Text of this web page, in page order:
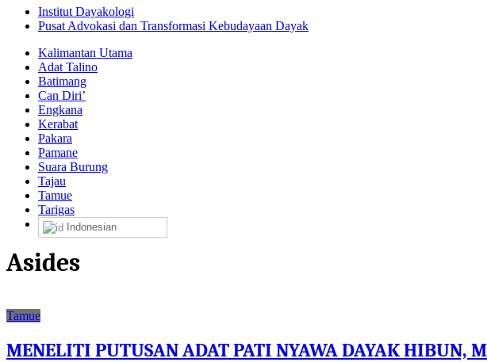
Institut Dayakologi
Pusat Advokasi dan Transformasi Kebudayaan Dayak
Kalimantan Utama
Adat Talino
Batimang
Can Diri’
Engkana
Kerabat
Pakara
Pamane
Suara Burung
Tajau
Tamue
Tarigas
Indonesian
Asides
Tamue
MENELITI PUTUSAN ADAT PATI NYAWA DAYAK HIBUN,